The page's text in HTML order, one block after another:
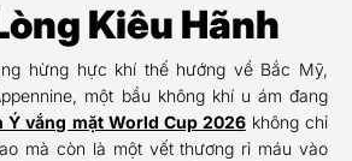
Kiêu Hãnh
hừng hực khí thế hướng về Bắc Mỹ,
một bầu không khí u ám đang
Ý vắng mặt World Cup 2026không chỉ
mà còn là một vết thương rỉ máu vào